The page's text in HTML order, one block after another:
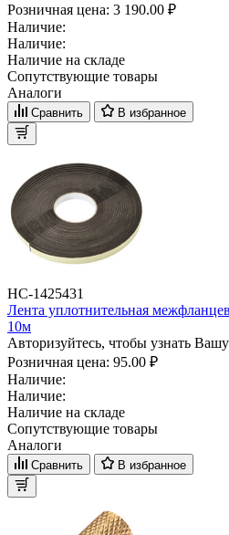
Розничная цена: 3 190.00 ₽
Наличие:
Наличие:
Наличие на складе
Сопутствующие товары
Аналоги
Сравнить В избранное
НС-1425431
Лента уплотнительная
10м
Авторизуйтесь, чтобы узнать
Розничная цена: 95.00 ₽
Наличие:
Наличие:
Наличие на складе
Сопутствующие товары
Аналоги
Сравнить В избранное